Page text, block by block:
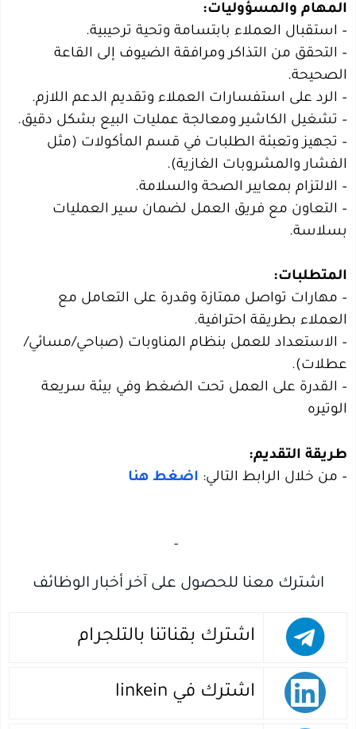
المهام والمسؤوليات:
– استقبال العملاء بابتسامة وتحية ترحيبية.
– التحقق من التذاكر ومرافقة الضيوف إلى القاعة
الصحيحة.
– الرد على استفسارات العملاء وتقديم الدعم اللازم.
– تشغيل الكاشير ومعالجة عمليات البيع بشكل دقيق.
– تجهيز وتعبئة الطلبات في قسم المأكولات (مثل
الفشار والمشروبات الغازية).
– الالتزام بمعايير الصحة والسلامة.
– التعاون مع فريق العمل لضمان سير العمليات
بسلاسة.
المتطلبات:
– مهارات تواصل ممتازة وقدرة على التعامل مع
العملاء بطريقة احترافية.
– الاستعداد للعمل بنظام المناوبات (صباحي/مسائي/
عطلات).
– القدرة على العمل تحت الضغط وفي بيئة سريعة
الوتيره
طريقة التقديم:
– من خلال الرابط التالي: اضغط هنا
-‏
اشترك معنا للحصول على آخر أخبار الوظائف
اشترك بقناتنا بالتلجرام
اشترك في linkein